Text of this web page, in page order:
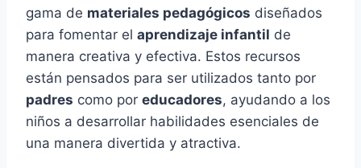
gama de materiales pedagógicos diseñados
para fomentar el aprendizaje infantil de
manera creativa y efectiva. Estos recursos
están pensados para ser utilizados tanto por
padres como por educadores, ayudando a los
niños a desarrollar habilidades esenciales de
una manera divertida y atractiva.